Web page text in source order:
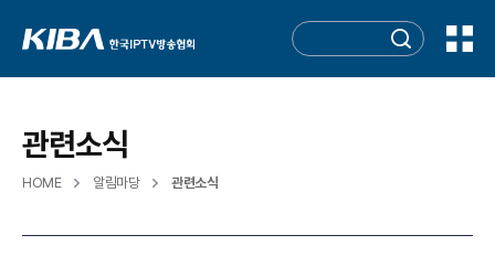
관련소식
HOME 알림마당 관련소식